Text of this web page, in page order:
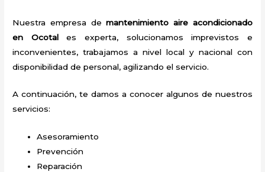
Nuestra empresa demantenimiento aire acondicionado
en Ocotales experta, solucionamos imprevistos e
inconvenientes, trabajamos a nivel local y nacional con
disponibilidad de personal, agilizando el servicio.
A continuación, te damos a conocer algunos de nuestros
servicios:
Asesoramiento
Prevención
Reparación